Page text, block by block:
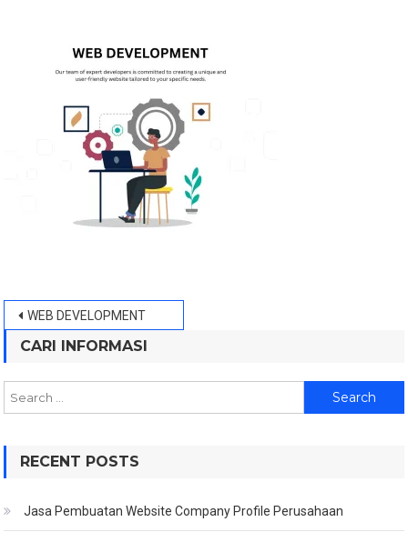
Post
navigation
WEB DEVELOPMENT
CARI INFORMASI
Search
for:
RECENT POSTS
Jasa Pembuatan Website Company Profile Perusahaan